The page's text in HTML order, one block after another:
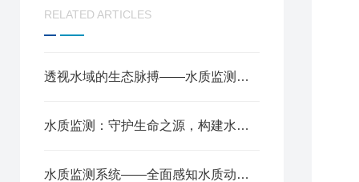
RELATED ARTICLES
透视水域的生态脉搏——水质监测原理与环境保护应用
水质监测：守护生命之源，构建水环境全要素智慧感知网络
水质监测系统——全面感知水质动态，筑牢生态环保安全屏障